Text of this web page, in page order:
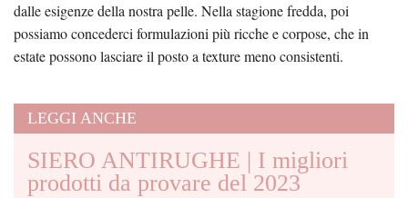
dalle esigenze della nostra pelle. Nella stagione fredda, poi
possiamo concederci formulazioni più ricche e corpose, che in
estate possono lasciare il posto a texture meno consistenti.
LEGGI ANCHE
SIERO ANTIRUGHE | I migliori
prodotti da provare del 2023